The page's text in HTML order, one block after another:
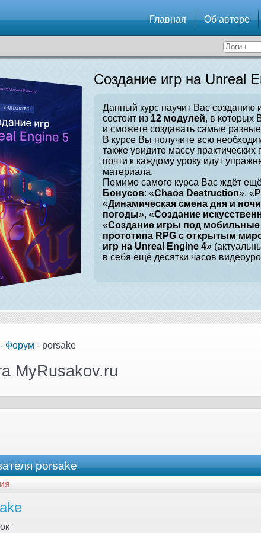
Главная Об авторе
Создание игр на Unreal
Данный курс научит Вас созданию
состоит из 12 модулей, в которых
и сможете создавать самые
В курсе Вы получите всю
также увидите массу
почти к каждому уроку идут
материала.
Помимо самого курса Вас ждёт
Бонусов: «Chaos Destruction», «
«Динамическая смена дня и ночи
погоды», «Создание
«Создание игры под мобильные
прототипа RPG с открытым
игр на Unreal Engine 4»
в себя ещё десятки часов
- Форум - porsake
MyRusakov.ru
porsake